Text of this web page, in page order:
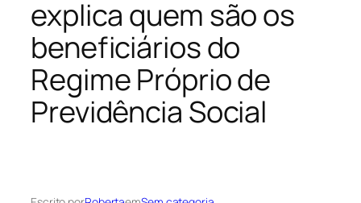
explica quem são os
beneficiários do
Regime Próprio de
Previdência Social